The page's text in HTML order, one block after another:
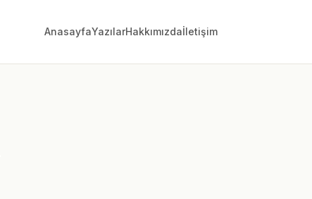
AnasayfaYazılarHakkımızdaİletişim